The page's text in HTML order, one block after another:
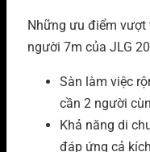
Những ưu điểm
người 7m của JLG
Sàn làm việc
cần 2 người
Khả năng di
đáp ứng cả